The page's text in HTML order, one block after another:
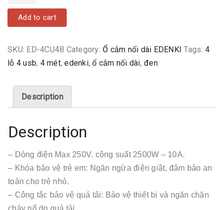
Add to cart
SKU: ED-4CU4B Category: Ổ cắm nối dài EDENKI Tags: 4
lỗ 4 usb, 4 mét,edenki,ổ cắm nối dài, đen
Description
Description
– Dòng điện Max 250V. công suất 2500W – 10A.
– Khóa bảo vệ trẻ em: Ngăn ngừa điện giật, đảm bảo an
toàn cho trẻ nhỏ.
– Công tắc bảo vệ quá tải: Bảo vệ thiết bị và ngăn chặn